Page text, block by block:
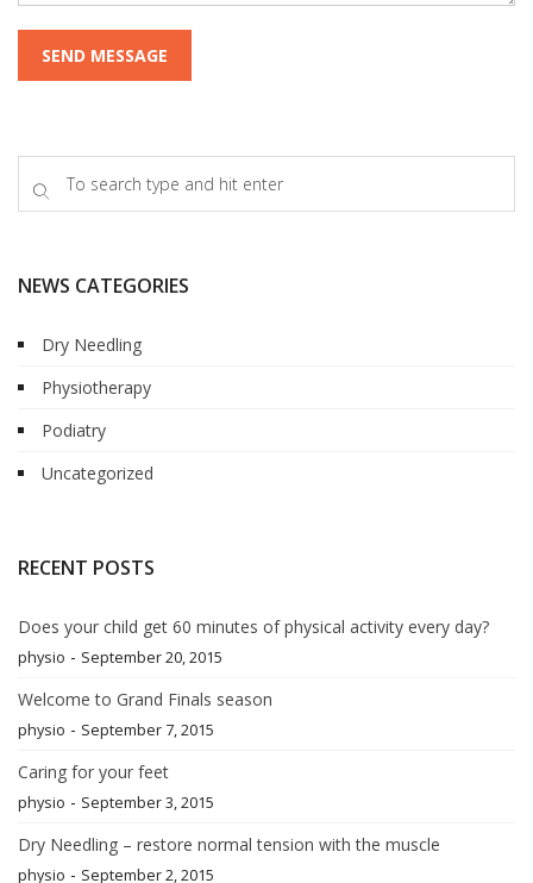
NEWS CATEGORIES
Dry Needling
Physiotherapy
Podiatry
Uncategorized
RECENT POSTS
Does your child get 60 minutes of physical activity every day?
physio - September 20, 2015
Welcome to Grand Finals season
physio - September 7, 2015
Caring for your feet
physio - September 3, 2015
Dry Needling – restore normal tension with the muscle
physio - September 2, 2015